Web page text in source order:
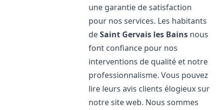
une garantie de satisfaction
pour nos services. Les habitants
deSaint Gervais les Bains nous
font confiance pour nos
interventions de qualité et notre
professionnalisme. Vous pouvez
lire leurs avis clients élogieux sur
notre site web. Nous sommes